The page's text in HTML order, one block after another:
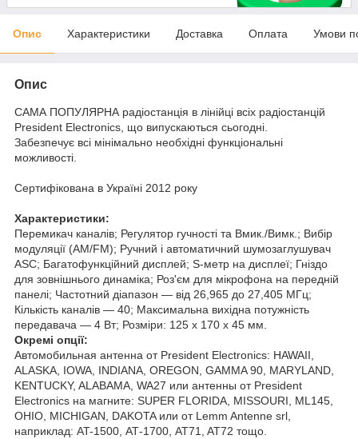
Опис Характеристики Доставка Оплата Умови
Опис
САМА ПОПУЛЯРНА радіостанція в лінійці всіх радіостанцій
President Electronics, що випускаються сьогодні.
Забезпечує всі мінімально необхідні функціональні
можливості.
Сертифікована в Україні 2012 року
Характеристики:
Перемикач каналів; Регулятор гучності та Вмик./Вимк.; Вибір
модуляції (AM/FM); Ручний і автоматичний шумозаглушувач
ASC; Багатофункційний дисплей; S-метр на дисплеї; Гніздо
для зовнішнього динаміка; Роз'єм для мікрофона на передній
панелі; Частотний діапазон — від 26,965 до 27,405 МГц;
Кількість каналів — 40; Максимальна вихідна потужність
передавача — 4 Вт; Розміри: 125 х 170 х 45 мм.
Окремі опції:
Автомобильная антенна от President Electronics: HAWAII,
ALASKA, IOWA, INDIANA, OREGON, GAMMA 90, MARYLAND,
KENTUCKY, ALABAMA, WA27 или антенны от President
Electronics на магните: SUPER FLORIDA, MISSOURI, ML145,
OHIO, MICHIGAN, DAKOTA или от Lemm Antenne srl,
наприклад: AT-1500, АТ-1700, AT71, AT72 тощо.